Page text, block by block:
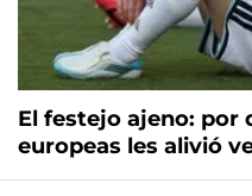
El festejo ajeno: por
europeas les alivió